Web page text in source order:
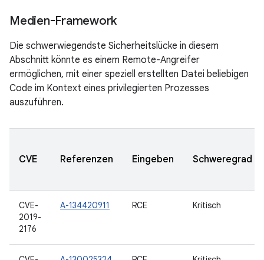
Medien-Framework
Die schwerwiegendste Sicherheitslücke in diesem
Abschnitt könnte es einem Remote-Angreifer
ermöglichen, mit einer speziell erstellten Datei beliebigen
Code im Kontext eines privilegierten Prozesses
auszuführen.
CVE Referenzen Eingeben Schweregrad
CVE-
2019-
2176
A-134420911 RCE Kritisch